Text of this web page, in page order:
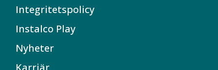
Integritetspolicy
Instalco Play
Nyheter
Karriär